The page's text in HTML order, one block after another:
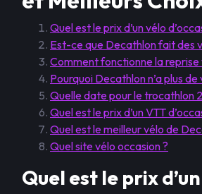
Quel est le prix d’un vélo
Est-ce que Decathlon fait des
Comment fonctionne la reprise
Pourquoi Decathlon n’a plus de
Quelle date pour le trocathlon
Quel est le prix d’un VTT
Quel est le meilleur vélo de
Quel site vélo occasion ?
Quel est le prix